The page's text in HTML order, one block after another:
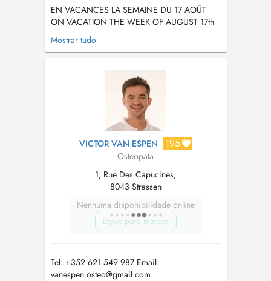
EN VACANCES LA SEMAINE DU 17 AOÛT
ON VACATION THE WEEK OF AUGUST 17th
Diplômée d'un Master de spécialisation en
Ostéopathie de l'Université Libre de Bruxelles,
charge en toute sécurité, au moyen d'une
Mostrar tudo
VICTOR VAN ESPEN 195
Osteopata
1, Rue Des Capucines,
8043 Strassen
Nenhuma disponibilidade online
Ligue para marcar
Tel: +352 621 549 987 Email:
vanespen.osteo@gmail.com